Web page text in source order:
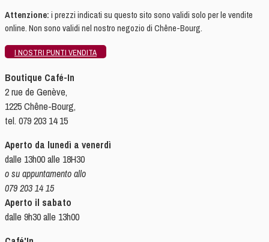
Attenzione: i prezzi indicati su questo sito sono validi solo per le vendite
online. Non sono validi nel nostro negozio di Chêne-Bourg.
I NOSTRI PUNTI VENDITA
Boutique Café-In
2 rue de Genève,
1225 Chêne-Bourg,
tel. 079 203 14 15
Aperto da lunedì a venerdì
dalle 13h00 alle 18H30
o su appuntamento allo
079 203 14 15
Aperto il sabato
dalle 9h30 alle 13h00